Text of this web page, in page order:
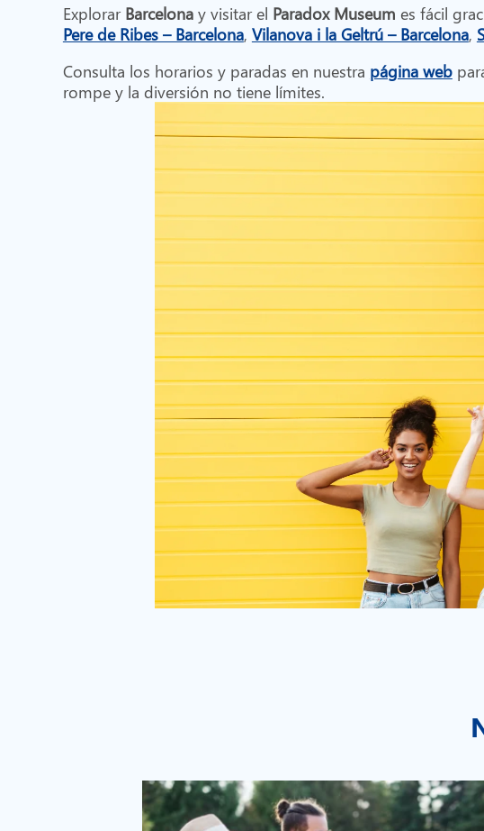
Explorar Barcelonay visitar el Paradox Museum es fácil
Pere de Ribes – Barcelona, Vilanova i la Geltrú – Barcelona,
Consulta los horarios y paradas en nuestra página web
rompe y la diversión no tiene límites.